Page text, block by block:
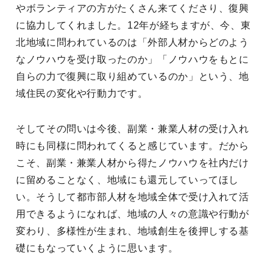
やボランティアの方がたくさん来てくださり、復興
に協力してくれました。12年が経ちますが、今、東
北地域に問われているのは「外部人材からどのよう
なノウハウを受け取ったのか」「ノウハウをもとに
自らの力で復興に取り組めているのか」という、地
域住民の変化や行動力です。
そしてその問いは今後、副業・兼業人材の受け入れ
時にも同様に問われてくると感じています。だから
こそ、副業・兼業人材から得たノウハウを社内だけ
に留めることなく、地域にも還元していってほし
い。そうして都市部人材を地域全体で受け入れて活
用できるようになれば、地域の人々の意識や行動が
変わり、多様性が生まれ、地域創生を後押しする基
礎にもなっていくように思います。